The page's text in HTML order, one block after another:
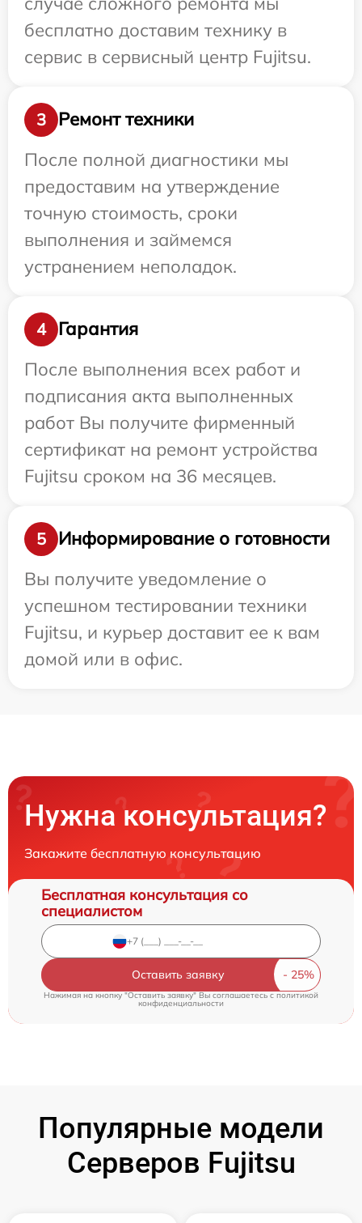
бесплатно доставим технику в
сервис в сервисный центр Fujitsu.
3
Ремонт техники
После полной диагностики мы
предоставим на утверждение
точную стоимость, сроки
выполнения и займемся
устранением неполадок.
4
Гарантия
После выполнения всех работ и
подписания акта выполненных
работ Вы получите фирменный
сертификат на ремонт устройства
Fujitsu сроком на 36 месяцев.
5
Информирование о готовности
Вы получите уведомление о
успешном тестировании техники
Fujitsu, и курьер доставит ее к вам
домой или в офис.
Нужна консультация?
Закажите бесплатную консультацию
Бесплатная консультация со
специалистом
Оставить заявку
Нажимая на кнопку "Оставить заявку" Вы соглашаетесь cполитикой
конфиденциальности
Популярные модели
Серверов Fujitsu